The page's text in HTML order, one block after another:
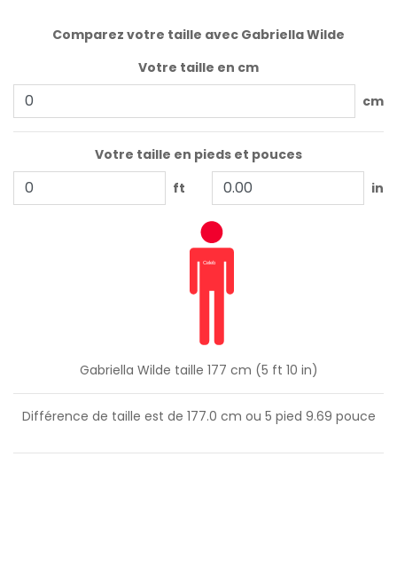
Comparez votre taille avec Gabriella Wilde
Votre taille en cm
cm
Votre taille en pieds et pouces
ft
in
Gabriella Wilde taille 177 cm (5 ft 10 in)
Différence de taille est de 177.0 cm ou 5 pied 9.69 pouce